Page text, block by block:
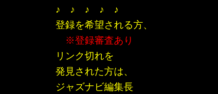
♪ ♪ ♪ ♪ ♪
登録を希望される方、
※登録審査あり
リンク切れを
発見された方は、
ジャズナビ編集長